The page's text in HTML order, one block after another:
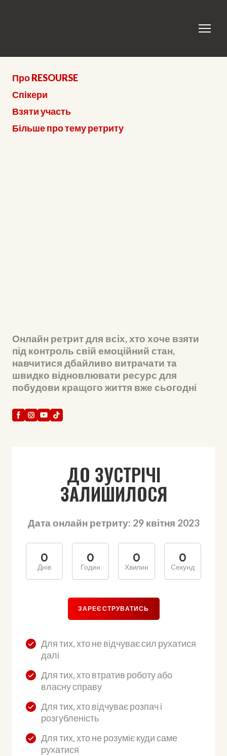
Про RESOURSE
Спікери
Взяти участь
Більше про тему ретриту
Онлайн ретрит для всіх, хто хоче взяти
під контроль свій емоційний стан,
навчитися дбайливо витрачати та
швидко відновлювати ресурс для
побудови кращого життя вже сьогодні
ДО ЗУСТРІЧІ
ЗАЛИШИЛОСЯ
Дата онлайн ретриту: 29 квітня 2023
0
Днів
0
Годин
0
Хвилин
0
Секунд
ЗАРЕЄСТРУВАТИСЬ
Для тих, хто не відчуває сил рухатися
далі
Для тих, хто втратив роботу або
власну справу
Для тих, хто відчуває розпач і
розгубленість
Для тих, хто не розуміє куди саме
рухатися